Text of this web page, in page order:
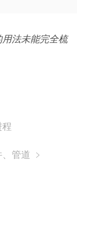
法未能完全梳
程
管道